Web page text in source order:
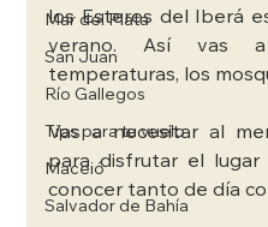
Mar del Plata
San Juan
Río Gallegos
Tips para tu vuelo
Maceió
Salvador de Bahía
los Esteros del Iberá
verano. Así vas
temperaturas, los
Vas a necesitar al
para disfrutar el
conocer tanto de día